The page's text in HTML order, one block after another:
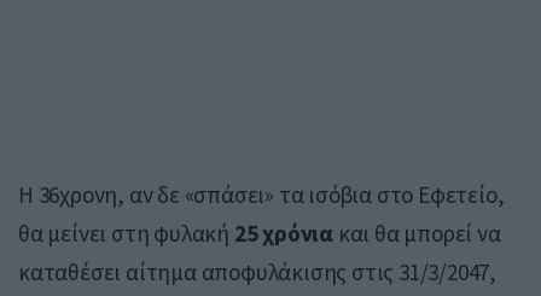
Η 36χρονη, αν δε «σπάσει» τα ισόβια στο Εφετείο,
θα μείνει στη φυλακή 25χρόνια και θα μπορεί να
καταθέσει αίτημα αποφυλάκισης στις 31/3/2047,